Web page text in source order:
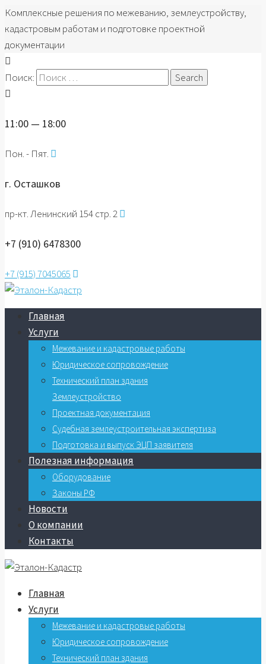
Комплексные решения по межеванию, землеустройству,
кадастровым работам и подготовке проектной
документации
Поиск:
11:00 — 18:00
Пон. - Пят.
г. Осташков
пр-кт. Ленинский 154 стр. 2
+7 (910) 6478300
+7 (915) 7045065
Главная
Услуги
Межевание и кадастровые работы
Юридическое сопровождение
Технический план здания
Землеустройство
Проектная документация
Судебная землеустроительная экспертиза
Подготовка и выпуск ЭЦП заявителя
Полезная информация
Оборудование
Законы РФ
Новости
О компании
Контакты
Главная
Услуги
Межевание и кадастровые работы
Юридическое сопровождение
Технический план здания